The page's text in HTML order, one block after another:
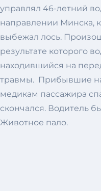
управлял 46-летний
направлении Минска,
выбежал лось.
результате которого
находившийся на
травмы. Прибывшие
медикам пассажира
скончался. Водитель
Животное пало.